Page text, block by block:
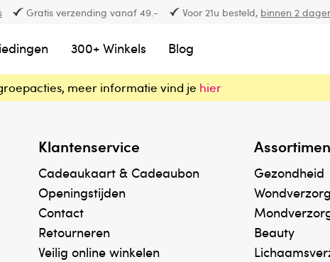
Gratis verzending vanaf 49.- Voor 21u besteld, binnen 2
300+ Winkels Blog
meer informatie vind je hier
Klantenservice
Cadeaukaart & Cadeaubon
Openingstijden
Contact
Retourneren
Veilig online winkelen
Gezondheid
Beauty